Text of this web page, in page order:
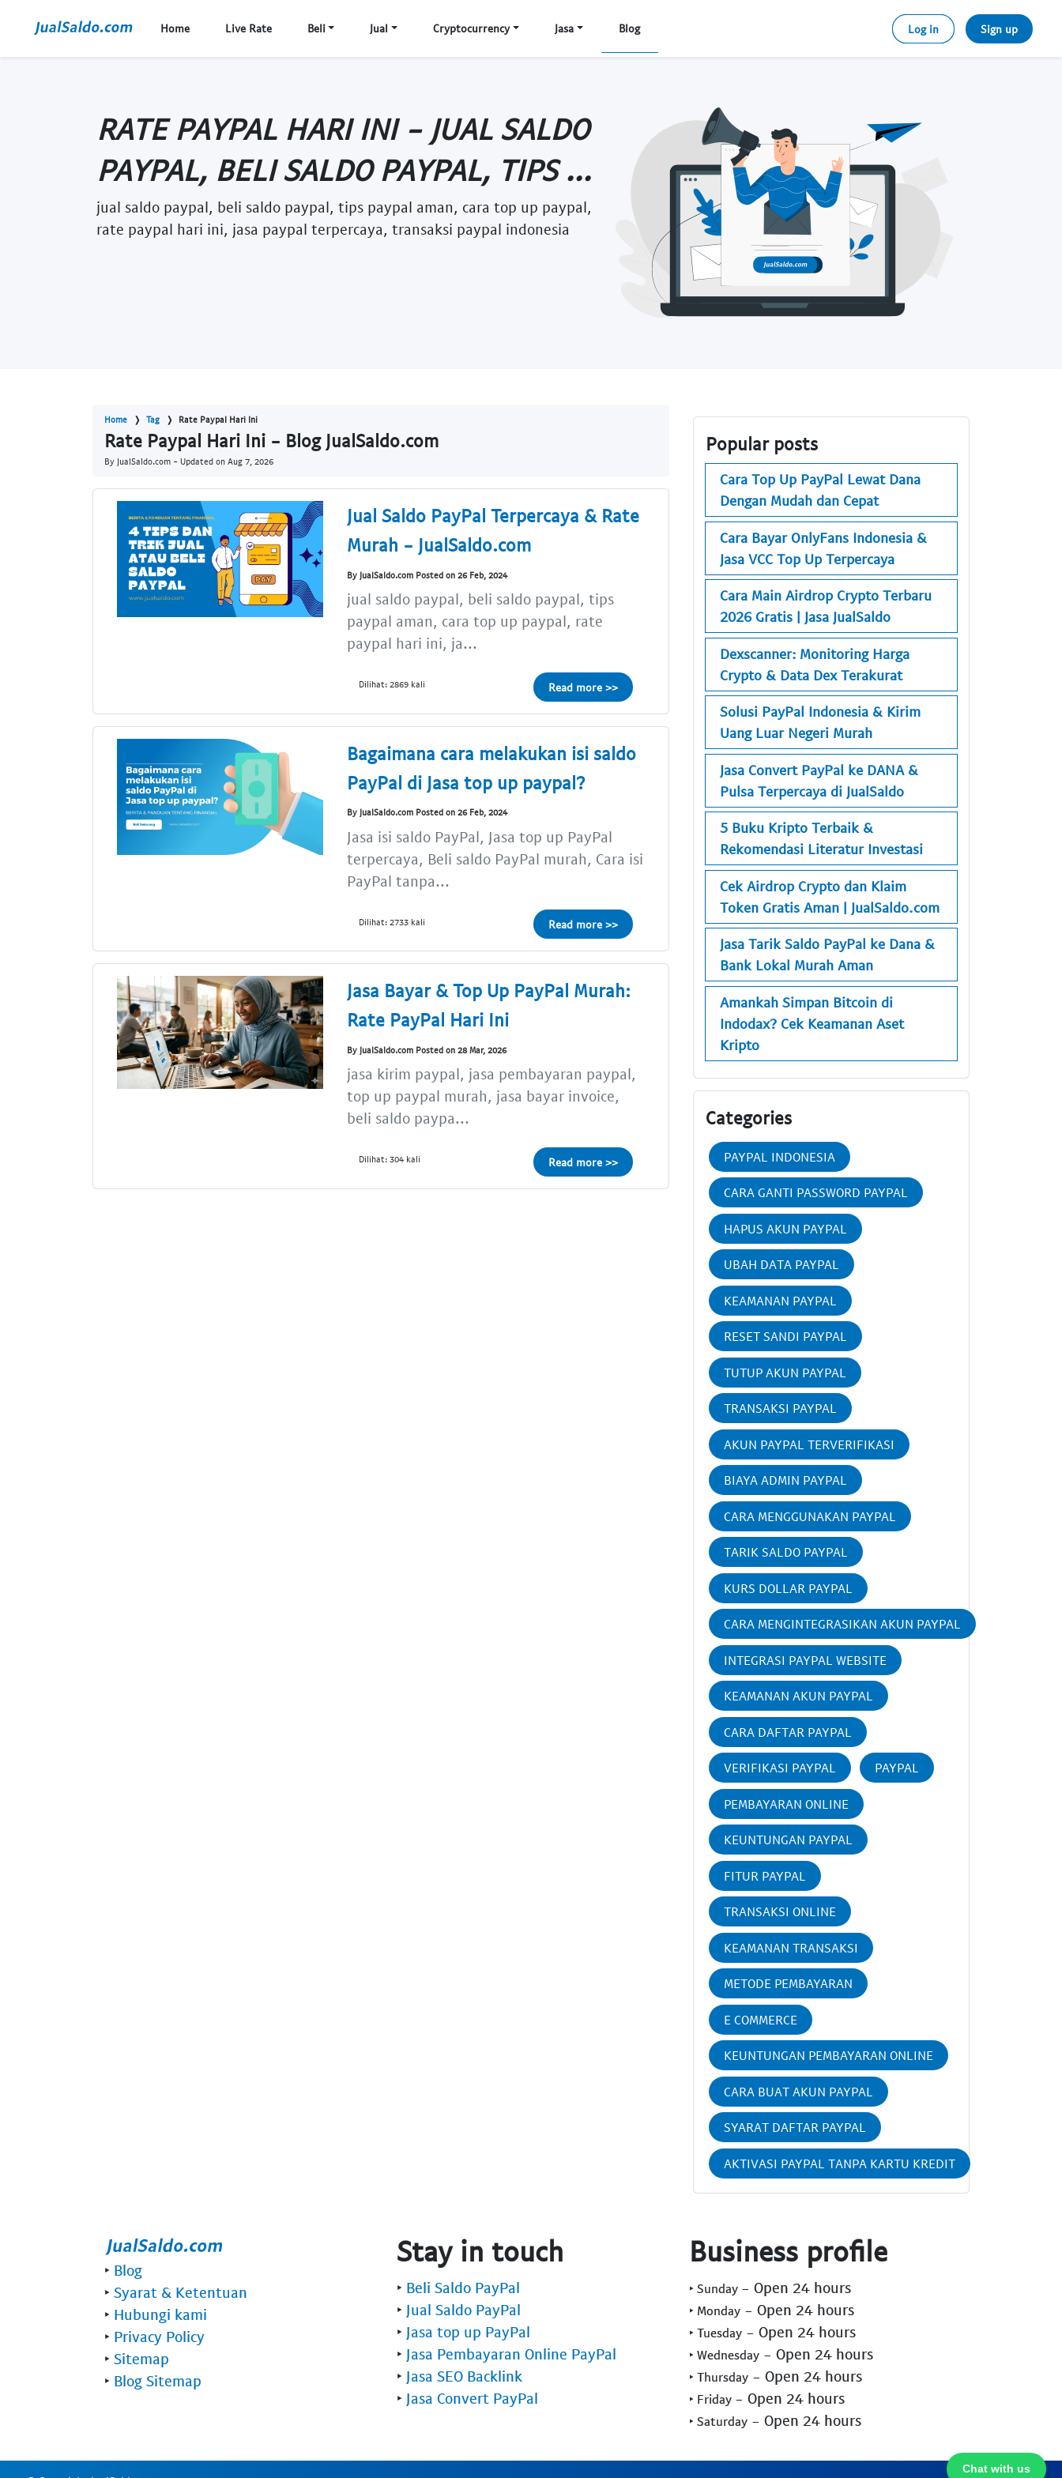
Home Live Rate Beli Jual Cryptocurrency Jasa Blog Log in Sign up
RATE PAYPAL HARI INI - JUAL SALDO
PAYPAL, BELI SALDO PAYPAL, TIPS ...
jual saldo paypal, beli saldo paypal, tips paypal aman, cara top up paypal,
rate paypal hari ini, jasa paypal terpercaya, transaksi paypal indonesia
Home Tag Rate Paypal Hari Ini
Rate Paypal Hari Ini - Blog JualSaldo.com
By JualSaldo.com - Updated on Aug 7, 2026
Jual Saldo PayPal Terpercaya & Rate
Murah - JualSaldo.com
By JualSaldo.com Posted on 26 Feb, 2024
jual saldo paypal, beli saldo paypal, tips
paypal aman, cara top up paypal, rate
paypal hari ini, ja...
Dilihat: 2869 kali Read more >>
Bagaimana cara melakukan isi saldo
PayPal di Jasa top up paypal?
By JualSaldo.com Posted on 26 Feb, 2024
Jasa isi saldo PayPal, Jasa top up PayPal
terpercaya, Beli saldo PayPal murah, Cara isi
PayPal tanpa...
Dilihat: 2733 kali Read more >>
Jasa Bayar & Top Up PayPal Murah:
Rate PayPal Hari Ini
By JualSaldo.com Posted on 28 Mar, 2026
jasa kirim paypal, jasa pembayaran paypal,
top up paypal murah, jasa bayar invoice,
beli saldo paypa...
Dilihat: 304 kali Read more >>
Popular posts
Cara Top Up PayPal Lewat Dana
Dengan Mudah dan Cepat
Cara Bayar OnlyFans Indonesia &
Jasa VCC Top Up Terpercaya
Cara Main Airdrop Crypto Terbaru
2026 Gratis | Jasa JualSaldo
Dexscanner: Monitoring Harga
Crypto & Data Dex Terakurat
Solusi PayPal Indonesia & Kirim
Uang Luar Negeri Murah
Jasa Convert PayPal ke DANA &
Pulsa Terpercaya di JualSaldo
5 Buku Kripto Terbaik &
Rekomendasi Literatur Investasi
Cek Airdrop Crypto dan Klaim
Token Gratis Aman | JualSaldo.com
Jasa Tarik Saldo PayPal ke Dana &
Bank Lokal Murah Aman
Amankah Simpan Bitcoin di
Indodax? Cek Keamanan Aset
Kripto
Categories
PAYPAL INDONESIA
CARA GANTI PASSWORD PAYPAL
HAPUS AKUN PAYPAL
UBAH DATA PAYPAL
KEAMANAN PAYPAL
RESET SANDI PAYPAL
TUTUP AKUN PAYPAL
TRANSAKSI PAYPAL
AKUN PAYPAL TERVERIFIKASI
BIAYA ADMIN PAYPAL
CARA MENGGUNAKAN PAYPAL
TARIK SALDO PAYPAL
KURS DOLLAR PAYPAL
CARA MENGINTEGRASIKAN AKUN PAYPAL
INTEGRASI PAYPAL WEBSITE
KEAMANAN AKUN PAYPAL
CARA DAFTAR PAYPAL
VERIFIKASI PAYPAL PAYPAL
PEMBAYARAN ONLINE
KEUNTUNGAN PAYPAL
FITUR PAYPAL
TRANSAKSI ONLINE
KEAMANAN TRANSAKSI
METODE PEMBAYARAN
E COMMERCE
KEUNTUNGAN PEMBAYARAN ONLINE
CARA BUAT AKUN PAYPAL
SYARAT DAFTAR PAYPAL
AKTIVASI PAYPAL TANPA KARTU KREDIT
Chat with us
‣ Blog
‣ Syarat & Ketentuan
‣ Hubungi kami
‣ Privacy Policy
‣ Sitemap
‣ Blog Sitemap
Stay in touch
‣ Beli Saldo PayPal
‣ Jual Saldo PayPal
‣ Jasa top up PayPal
‣ Jasa Pembayaran Online PayPal
‣ Jasa SEO Backlink
‣ Jasa Convert PayPal
Business profile
‣ Sunday - Open 24 hours
‣ Monday - Open 24 hours
‣ Tuesday - Open 24 hours
‣ Wednesday - Open 24 hours
‣ Thursday - Open 24 hours
‣ Friday - Open 24 hours
‣ Saturday - Open 24 hours